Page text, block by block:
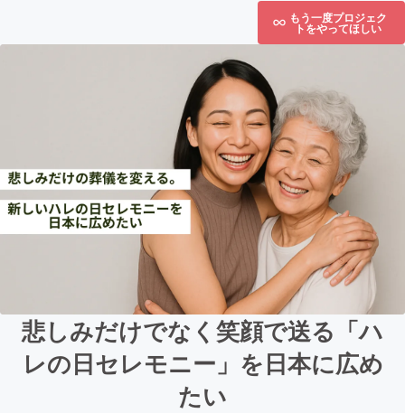
もう一度プロジェク
トをやってほしい
悲しみだけでなく笑顔で送る「ハ
レの日セレモニー」を日本に広め
たい